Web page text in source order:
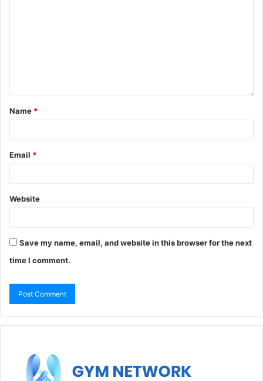
Name *
Email *
Website
Save my name, email, and website in this browser for the next
time I comment.